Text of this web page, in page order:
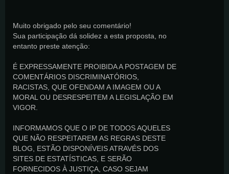
Muito obrigado pelo seu comentário!
Sua participação dá solidez a esta proposta, no
entanto preste atenção:
É EXPRESSAMENTE PROIBIDA A POSTAGEM DE
COMENTÁRIOS DISCRIMINATÓRIOS,
RACISTAS, QUE OFENDAM A IMAGEM OU A
MORAL OU DESRESPEITEM A LEGISLAÇÃO EM
VIGOR.
INFORMAMOS QUE O IP DE TODOS AQUELES
QUE NÃO RESPEITAREM AS REGRAS DESTE
BLOG, ESTÃO DISPONÍVEIS ATRAVÉS DOS
SITES DE ESTATÍSTICAS, E SERÃO
FORNECIDOS À JUSTIÇA, CASO SEJAM